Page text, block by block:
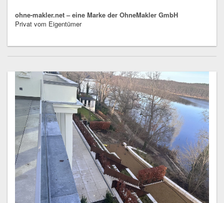
ohne-makler.net – eine Marke der OhneMakler GmbH
Privat vom Eigentümer